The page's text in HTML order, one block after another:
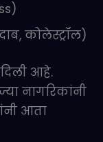
कोलेस्ट्रॉल)
आहे.
नागरिकांनी
आता